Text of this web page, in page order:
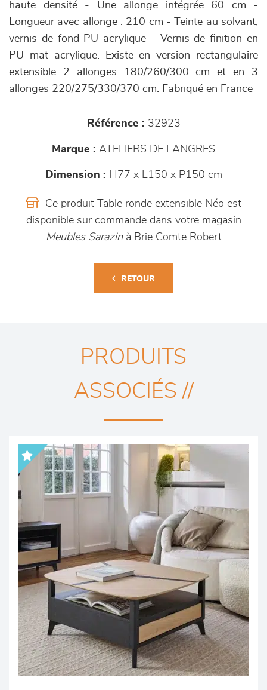
haute densité - Une allonge intégrée 60 cm -
Longueur avec allonge : 210 cm - Teinte au solvant,
vernis de fond PU acrylique - Vernis de finition en
PU mat acrylique. Existe en version rectangulaire
extensible 2 allonges 180/260/300 cm et en 3
allonges 220/275/330/370 cm. Fabriqué en France
Référence : 32923
Marque : ATELIERS DE LANGRES
Dimension : H77 x L150 x P150 cm
Ce produit Table ronde extensible Néo est
disponible sur commande dans votre magasin
Meubles Sarazinà Brie Comte Robert
RETOUR
PRODUITS
ASSOCIÉS //